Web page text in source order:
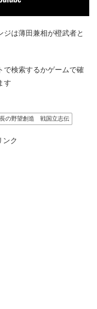
ジは薄田兼相が橙武者と
で検索するかゲームで確
す
の野望創造 戦国立志伝
ンク